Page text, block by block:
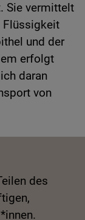
Sie vermittelt
Flüssigkeit
und der
erfolgt
daran
von
des